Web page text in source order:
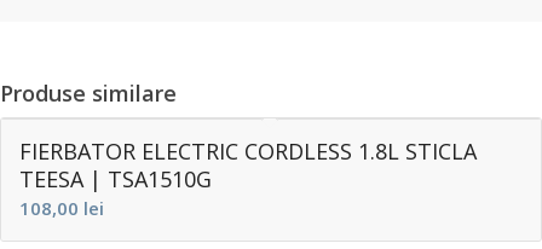
Produse similare
FIERBATOR ELECTRIC CORDLESS 1.8L STICLA
TEESA | TSA1510G
108,00 lei